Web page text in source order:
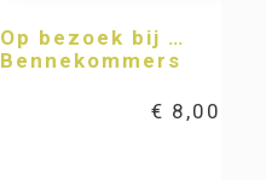
Op bezoek bij …
Bennekommers
€ 8,00